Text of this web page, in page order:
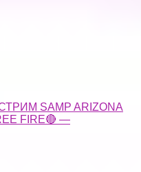
SAMP ARIZONA
FIRE🔴 —